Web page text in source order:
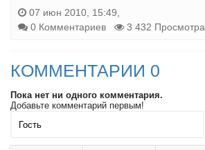
07 июн 2010, 15:49,
0 Комментариев
3 432 Просмотра
КОММЕНТАРИИ 0
Пока нет ни одного комментария.
Добавьте комментарий первым!